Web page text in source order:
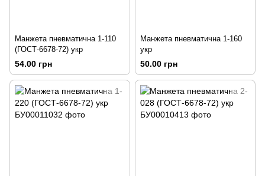
Манжета пневматична 1-110
(ГОСТ-6678-72) укр
54.00 грн
Манжета пневматична 1-160
укр
50.00 грн